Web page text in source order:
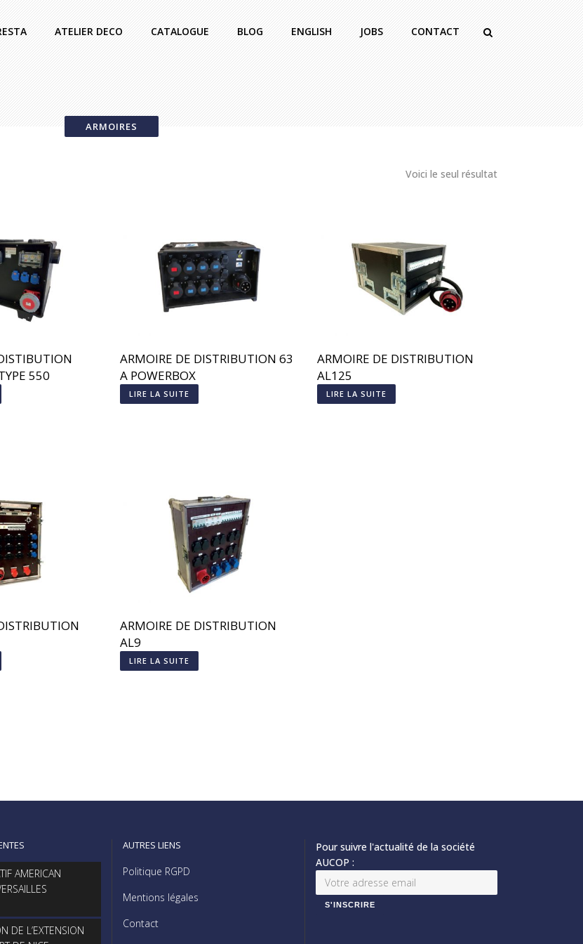
ATELIER DECO CATALOGUE BLOG ENGLISH JOBS CONTACT
ARMOIRES
Voici le seul résultat
550
ARMOIRE DE DISTRIBUTION 63
A POWERBOX
LIRE LA SUITE
ARMOIRE DE DISTRIBUTION
AL125
LIRE LA SUITE
ARMOIRE DE DISTRIBUTION
AL9
LIRE LA SUITE
AMERICAN
DE L’EXTENSION
AUTRES LIENS
Politique RGPD
Mentions légales
Contact
Pour suivre l'actualité de la société
AUCOP :